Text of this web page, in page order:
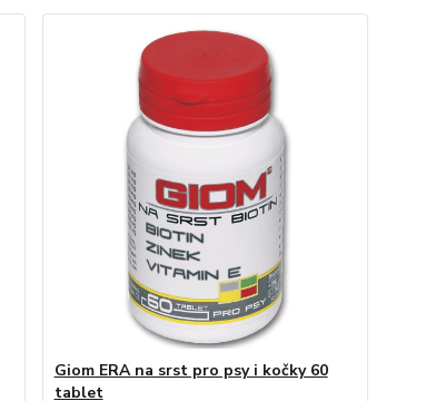
Giom ERA na srst pro psy i kočky 60
tablet